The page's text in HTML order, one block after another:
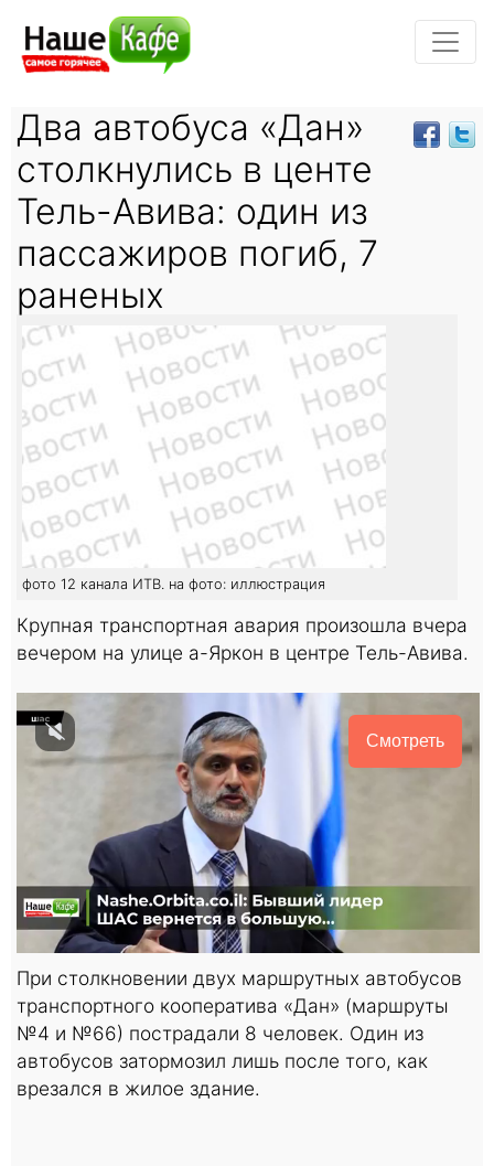
Два автобуса «Дан»
столкнулись в центе
Тель-Авива: один из
пассажиров погиб, 7
раненых
фото 12 канала ИТВ. на фото: иллюстрация
Крупная транспортная авария произошла вчера
вечером на улице а-Яркон в центре Тель-Авива.
Смотреть
При столкновении двух маршрутных автобусов
транспортного кооператива «Дан» (маршруты
№4 и №66) пострадали 8 человек. Один из
автобусов затормозил лишь после того, как
врезался в жилое здание.